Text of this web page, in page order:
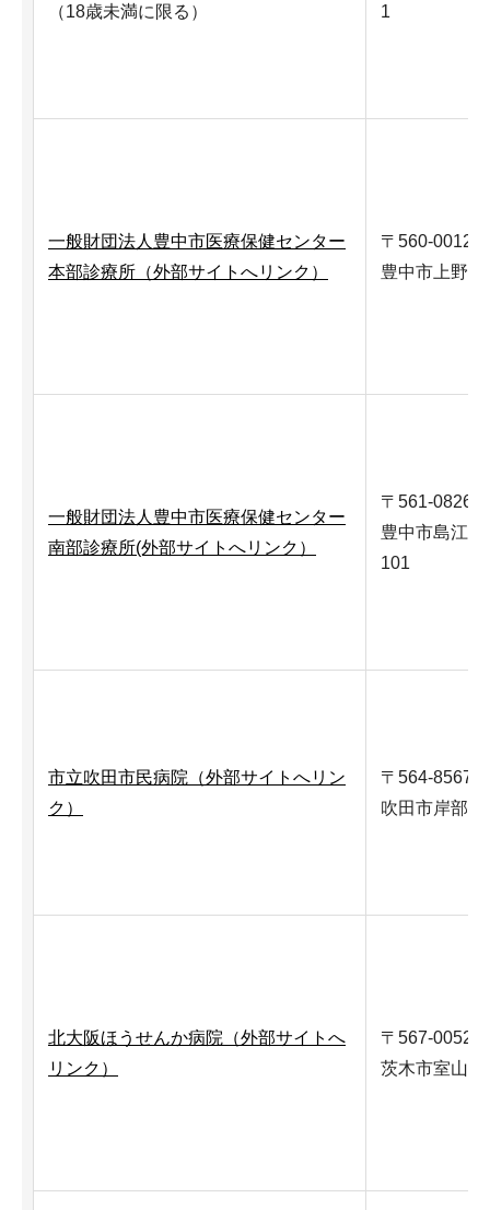
（18歳未満に限る）
1
一般財団法人豊中市医療保健センター
本部診療所（外部サイトへリンク）
〒560-0012
豊中市上野坂
一般財団法人豊中市医療保健センター
南部診療所(外部サイトへリンク）
〒561-0826
豊中市島江町
101
市立吹田市民病院（外部サイトへリン
ク）
〒564-8567
吹田市岸部新
北大阪ほうせんか病院（外部サイトへ
リンク）
〒567-0052
茨木市室山1-